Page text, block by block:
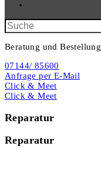
Beratung und
07144/ 85600
Anfrage per E-Mail
Click & Meet
Click & Meet
Reparatur
Reparatur